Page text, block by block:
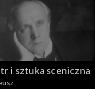
i sztuka sceniczna